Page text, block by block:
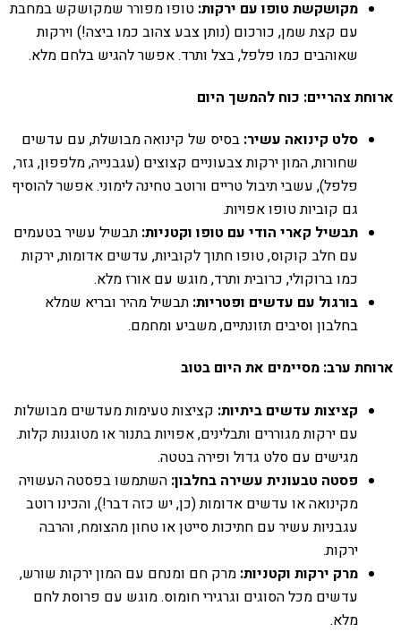
מקושקשת טופו עם ירקות: טופו מפורר שמקושקש במחבת
עם קצת שמן, כורכום (נותן צבע צהוב כמו ביצה!) וירקות
שאוהבים כמו פלפל, בצל ותרד. אפשר להגיש בלחם מלא.
ארוחת צהריים: כוח להמשך היום
סלט קינואה עשיר: בסיס של קינואה מבושלת, עם עדשים
שחורות, המון ירקות צבעוניים קצוצים (עגבנייה, מלפפון, גזר,
פלפל), עשבי תיבול טריים ורוטב טחינה לימוני. אפשר להוסיף
גם קוביות טופו אפויות.
תבשיל קארי הודי עם טופו וקטניות: תבשיל עשיר בטעמים
עם חלב קוקוס, טופו חתוך לקוביות, עדשים אדומות, ירקות
כמו ברוקולי, כרובית ותרד, מוגש עם אורז מלא.
בורגול עם עדשים ופטריות: תבשיל מהיר ובריא שמלא
בחלבון וסיבים תזונתיים, משביע ומחמם.
ארוחת ערב: מסיימים את היום בטוב
קציצות עדשים ביתיות: קציצות טעימות מעדשים מבושלות
עם ירקות מגוררים ותבלינים, אפויות בתנור או מטוגנות קלות.
מגישים עם סלט גדול ופירה בטטה.
פסטה טבעונית עשירה בחלבון: השתמשו בפסטה העשויה
מקינואה או עדשים אדומות (כן, יש כזה דבר!), והכינו רוטב
עגבניות עשיר עם חתיכות סייטן או טחון מהצומח, והרבה
ירקות.
מרק ירקות וקטניות: מרק חם ומנחם עם המון ירקות שורש,
עדשים מכל הסוגים וגרגירי חומוס. מוגש עם פרוסת לחם
מלא.